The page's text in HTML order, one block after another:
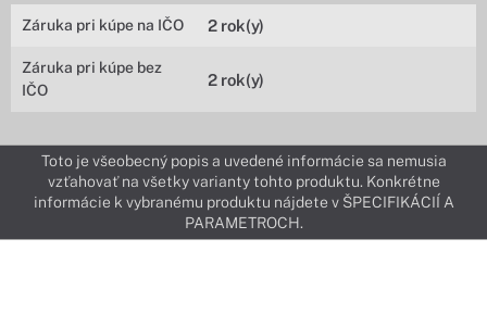
Záruka pri kúpe na IČO 2 rok(y)
Záruka pri kúpe bez
IČO
2 rok(y)
Toto je všeobecný popis a uvedené informácie sa nemusia
vzťahovať na všetky varianty tohto produktu. Konkrétne
informácie k vybranému produktu nájdete v ŠPECIFIKÁCIÍ A
PARAMETROCH.